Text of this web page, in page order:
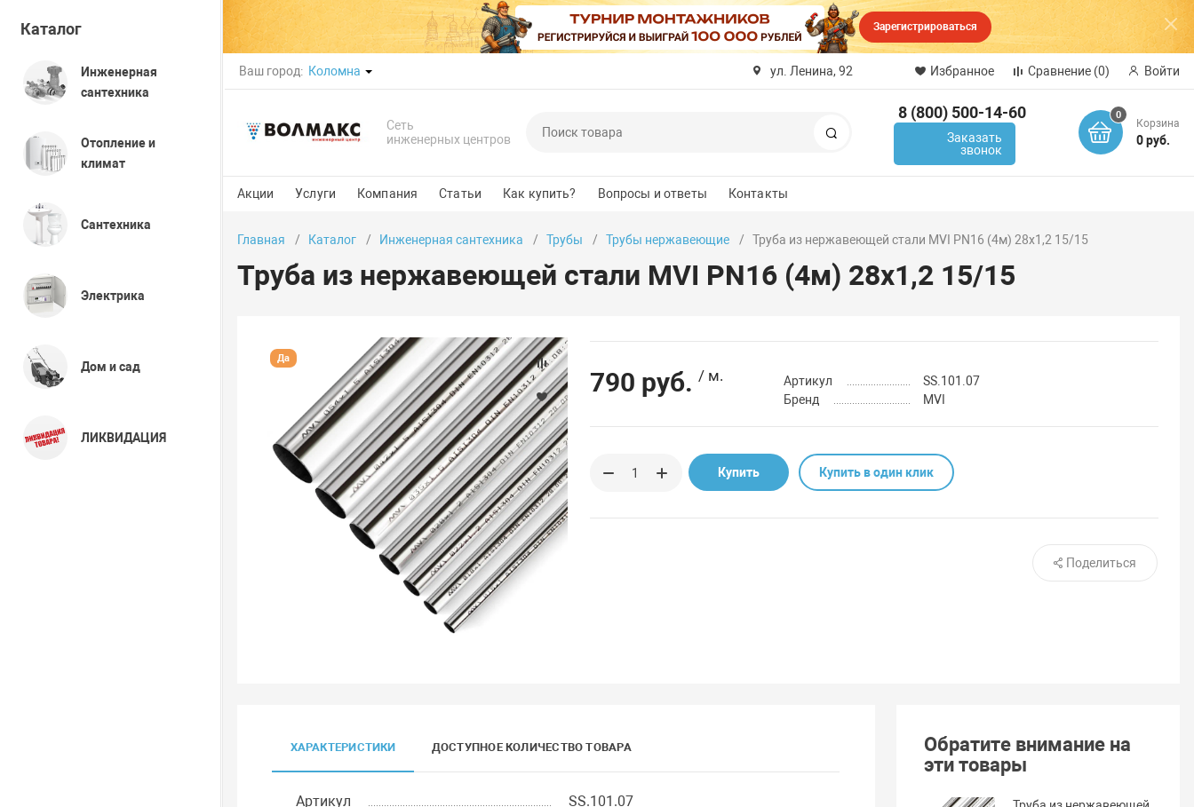
Зарегистрироваться
Ваш город: Коломна ул. Ленина, 92 Избранное Сравнение (0) Войти
Сеть
инженерных центров
8 (800) 500-14-60
Заказать
звонок
0
Корзина
0 руб.
Акции Услуги Компания Статьи Как купить? Вопросы и ответы Контакты
Каталог
Инженерная
сантехника
Отопление и
климат
Сантехника
Электрика
Дом и сад
ЛИКВИДАЦИЯ
Главная Каталог Инженерная сантехника Трубы Трубы нержавеющие Труба из нержавеющей стали MVI PN16 (4м) 28x1,2 15/15
Труба из нержавеющей стали MVI PN16 (4м) 28x1,2 15/15
Да
790 руб. / м. Артикул
SS.101.07
Бренд
MVI
Купить Купить в один клик
Поделиться
ХАРАКТЕРИСТИКИ ДОСТУПНОЕ КОЛИЧЕСТВО ТОВАРА
Артикул
SS.101.07
Обратите внимание на
эти товары